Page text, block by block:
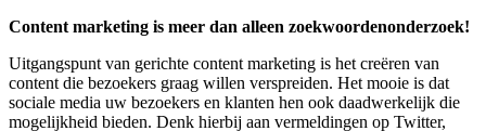
Content marketing is meer dan alleen zoekwoordenonderzoek!
Uitgangspunt van gerichte content marketing is het creëren van
content die bezoekers graag willen verspreiden. Het mooie is dat
sociale media uw bezoekers en klanten hen ook daadwerkelijk die
mogelijkheid bieden. Denk hierbij aan vermeldingen op Twitter,